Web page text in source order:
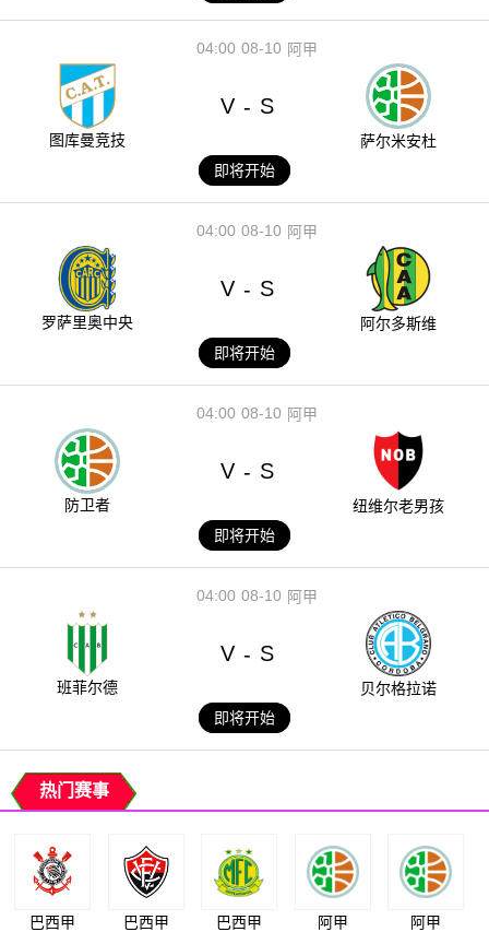
08-10
04:00 阿甲
图库曼竞技
V - S
萨尔米安杜
即将开始
08-10
04:00 阿甲
罗萨里奥中央
V - S
阿尔多斯维
即将开始
08-10
04:00 阿甲
防卫者
V - S
纽维尔老男孩
即将开始
08-10
04:00 阿甲
班菲尔德
V - S
贝尔格拉诺
即将开始
热门赛事
巴西甲 巴西甲 巴西甲 阿甲 阿甲